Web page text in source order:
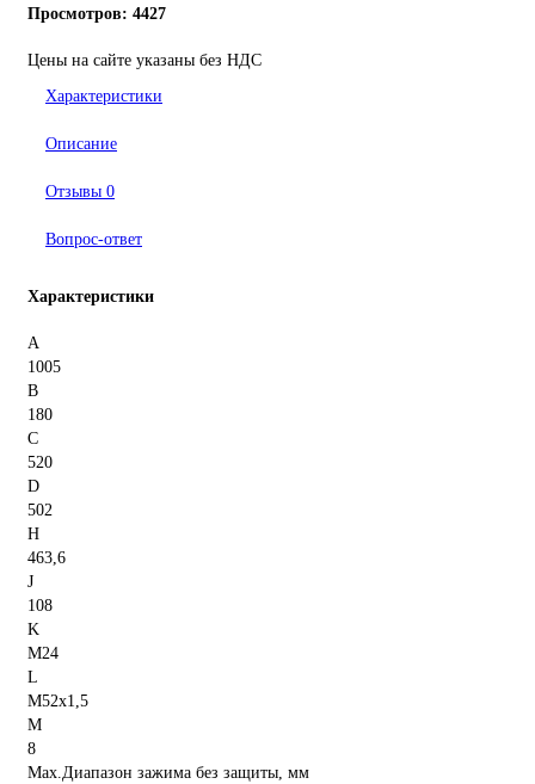
Просмотров: 4427
Цены на сайте указаны без НДС
Характеристики
Описание
Отзывы 0
Вопрос-ответ
Характеристики
A
1005
B
180
C
520
D
502
H
463,6
J
108
K
M24
L
M52x1,5
M
8
Max.Диапазон зажима без защиты, мм